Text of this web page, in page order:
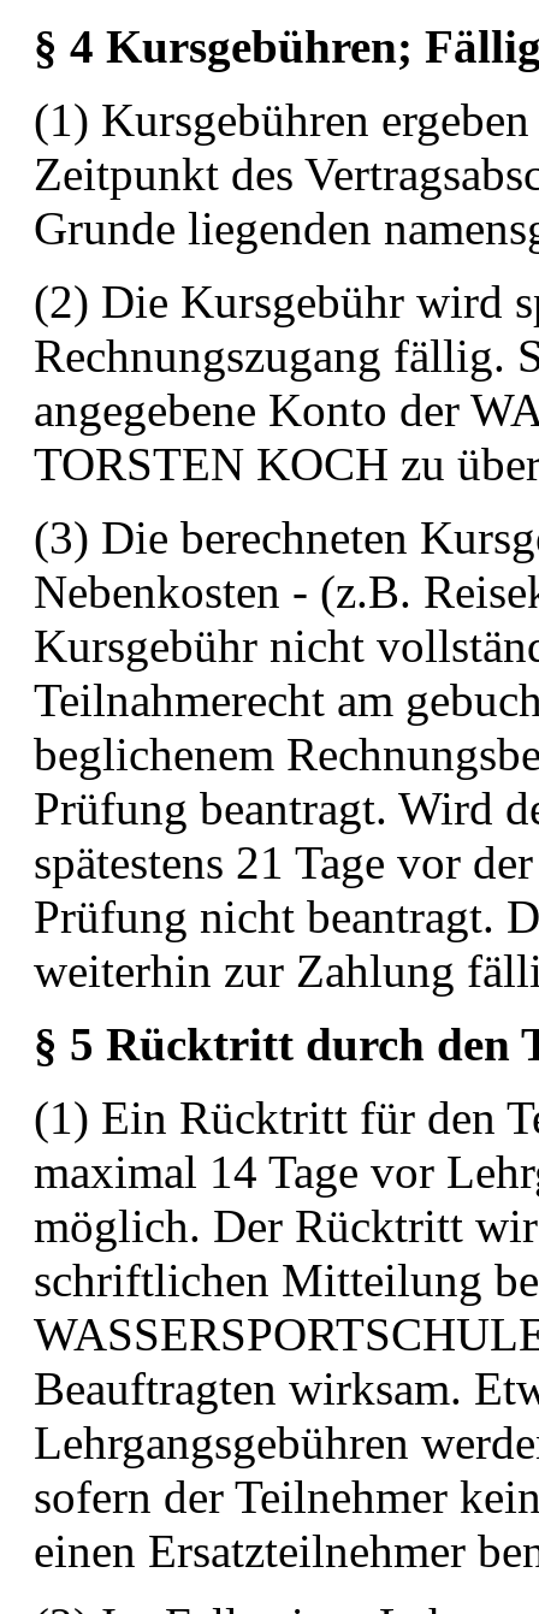
§ 4 Kursgebühren;
(1) Kursgebühren
Zeitpunkt des
Grunde liegenden
(2) Die Kursgebühr wird
Rechnungszugang fällig.
angegebene Konto der
TORSTEN KOCH zu
(3) Die berechneten
Nebenkosten - (z.B.
Kursgebühr nicht
Teilnahmerecht am
beglichenem
Prüfung beantragt. Wird
spätestens 21 Tage vor
Prüfung nicht beantragt.
weiterhin zur Zahlung
§ 5 Rücktritt durch den
(1) Ein Rücktritt für den
maximal 14 Tage vor
möglich. Der Rücktritt
schriftlichen Mitteilung
Beauftragten wirksam.
Lehrgangsgebühren
sofern der Teilnehmer
einen Ersatzteilnehmer